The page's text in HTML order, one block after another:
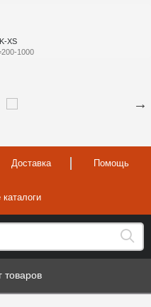
XS
1000
Доставка Помощь
товаров